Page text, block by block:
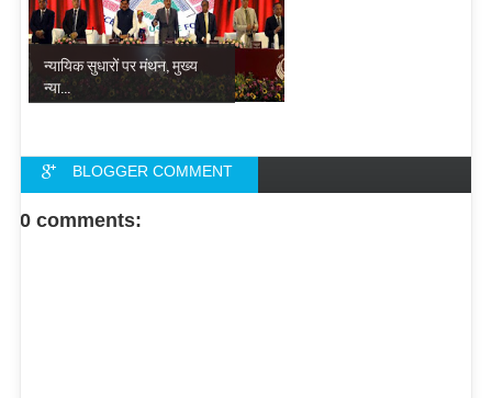
न्यायिक सुधारों पर मंथन, मुख्य
न्या...
BLOGGER COMMENT
FACEBOOK COMMENT
0 comments: